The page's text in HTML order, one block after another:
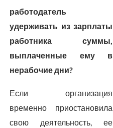
работодатель
удерживать из зарплаты
работника суммы,
выплаченные ему в
нерабочие дни?
Если организация
временно приостановила
свою деятельность, ее